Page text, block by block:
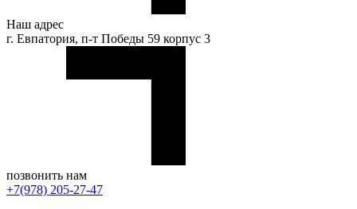
Наш адрес
г. Евпатория, п-т Победы 59 корпус 3
позвонить нам
+7(978) 205-27-47